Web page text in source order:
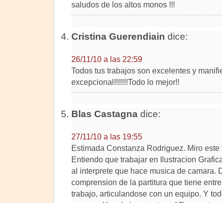
saludos de los altos monos !!!
Cristina Guerendiain dice:
26/11/10 a las 22:59
Todos tus trabajos son excelentes y
excepcional!!!!!!!Todo lo mejor!!
Blas Castagnadice:
27/11/10 a las 19:55
Estimada Constanza Rodriguez. Miro
Entiendo que trabajar en Ilustracion
al interprete que hace musica de camara.
comprension de la partitura que tiene
trabajo, articulandose con un equipo. Y